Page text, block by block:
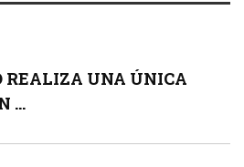
REALIZA UNA ÚNICA
...